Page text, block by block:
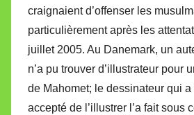
craignaient d’offenser les
particulièrement après les
juillet 2005. Au Danemark, un
n’a pu trouver d’illustrateur pour
de Mahomet; le dessinateur qui
accepté de l’illustrer l’a fait sous